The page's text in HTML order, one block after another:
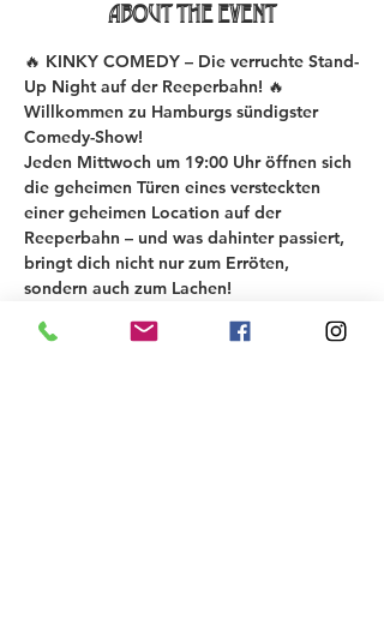
About the event
🔥 KINKY COMEDY – Die verruchte Stand-
Up Night auf der Reeperbahn! 🔥
Willkommen zu Hamburgs sündigster
Comedy-Show!
Jeden Mittwoch um 19:00 Uhr öffnen sich
die geheimen Türen eines versteckten
einer geheimen Location auf der
Reeperbahn – und was dahinter passiert,
bringt dich nicht nur zum Erröten,
sondern auch zum Lachen!
Bei der KINKY COMEDY New Material